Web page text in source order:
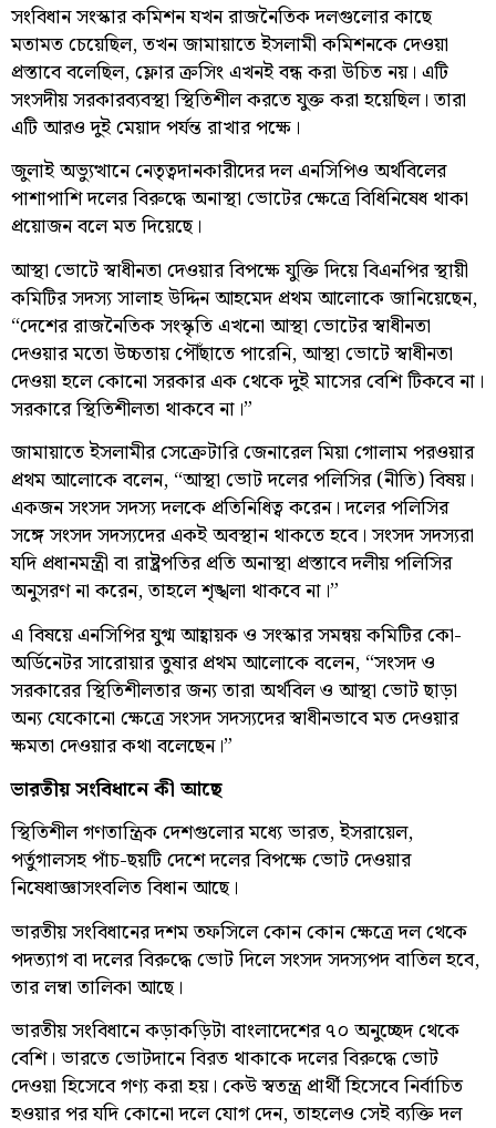
সংবিধান সংস্কার কমিশন যখন রাজনৈতিক দলগুলোর কাছে
মতামত চেয়েছিল, তখন জামায়াতে ইসলামী কমিশনকে দেওয়া
প্রস্তাবে বলেছিল, ফ্লোর ক্রসিং এখনই বন্ধ করা উচিত নয়। এটি
সংসদীয় সরকারব্যবস্থা স্থিতিশীল করতে যুক্ত করা হয়েছিল। তারা
এটি আরও দুই মেয়াদ পর্যন্ত রাখার পক্ষে।
জুলাই অভ্যুত্থানে নেতৃত্বদানকারীদের দল এনসিপিও অর্থবিলের
পাশাপাশি দলের বিরুদ্ধে অনাস্থা ভোটের ক্ষেত্রে বিধিনিষেধ থাকা
প্রয়োজন বলে মত দিয়েছে।
আস্থা ভোটে স্বাধীনতা দেওয়ার বিপক্ষে যুক্তি দিয়ে বিএনপির স্থায়ী
কমিটির সদস্য সালাহ উদ্দিন আহমেদ প্রথম আলোকে জানিয়েছেন,
“দেশের রাজনৈতিক সংস্কৃতি এখনো আস্থা ভোটের স্বাধীনতা
দেওয়ার মতো উচ্চতায় পৌঁছাতে পারেনি, আস্থা ভোটে স্বাধীনতা
দেওয়া হলে কোনো সরকার এক থেকে দুই মাসের বেশি টিকবে না।
সরকারে স্থিতিশীলতা থাকবে না।”
জামায়াতে ইসলামীর সেক্রেটারি জেনারেল মিয়া গোলাম পরওয়ার
প্রথম আলোকে বলেন, “আস্থা ভোট দলের পলিসির (নীতি) বিষয়।
একজন সংসদ সদস্য দলকে প্রতিনিধিত্ব করেন। দলের পলিসির
সঙ্গে সংসদ সদস্যদের একই অবস্থান থাকতে হবে। সংসদ সদস্যরা
যদি প্রধানমন্ত্রী বা রাষ্ট্রপতির প্রতি অনাস্থা প্রস্তাবে দলীয় পলিসির
অনুসরণ না করেন, তাহলে শৃঙ্খলা থাকবে না।”
এ বিষয়ে এনসিপির যুগ্ম আহ্বায়ক ও সংস্কার সমন্বয় কমিটির কো-
অর্ডিনেটর সারোয়ার তুষার প্রথম আলোকে বলেন, “সংসদ ও
সরকারের স্থিতিশীলতার জন্য তারা অর্থবিল ও আস্থা ভোট ছাড়া
অন্য যেকোনো ক্ষেত্রে সংসদ সদস্যদের স্বাধীনভাবে মত দেওয়ার
ক্ষমতা দেওয়ার কথা বলেছেন।”
ভারতীয় সংবিধানে কী আছে
স্থিতিশীল গণতান্ত্রিক দেশগুলোর মধ্যে ভারত, ইসরায়েল,
পর্তুগালসহ পাঁচ-ছয়টি দেশে দলের বিপক্ষে ভোট দেওয়ার
নিষেধাজ্ঞাসংবলিত বিধান আছে।
ভারতীয় সংবিধানের দশম তফসিলে কোন কোন ক্ষেত্রে দল থেকে
পদত্যাগ বা দলের বিরুদ্ধে ভোট দিলে সংসদ সদস্যপদ বাতিল হবে,
তার লম্বা তালিকা আছে।
ভারতীয় সংবিধানে কড়াকড়িটা বাংলাদেশের ৭০ অনুচ্ছেদ থেকে
বেশি। ভারতে ভোটদানে বিরত থাকাকে দলের বিরুদ্ধে ভোট
দেওয়া হিসেবে গণ্য করা হয়। কেউ স্বতন্ত্র প্রার্থী হিসেবে নির্বাচিত
হওয়ার পর যদি কোনো দলে যোগ দেন, তাহলেও সেই ব্যক্তি দল